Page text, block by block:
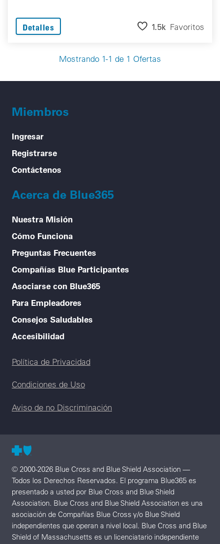
Detalles 1.5k Favoritos
Mostrando 1-1 de 1 Ofertas
Miembros
Ingresar
Registrarse
Contáctenos
Acerca de Blue365
Nuestra Misión
Cómo Funciona
Preguntas Frecuentes
Compañías Blue Participantes
Asociarse con Blue365
Para Empleadores
Consejos Saludables
Accesibilidad
Legal menu
Política de Privacidad
Condiciones de Uso
Aviso de no Discriminación
© 2000-2026 Blue Cross and Blue Shield Association —
Todos los Derechos Reservados. El programa Blue365 es
presentado a usted por Blue Cross and Blue Shield
Association. Blue Cross and Blue Shield Association es una
asociación de Compañías Blue Cross y/o Blue Shield
independientes que operan a nivel local. Blue Cross and Blue
Shield of Massachusetts es un licenciatario independiente